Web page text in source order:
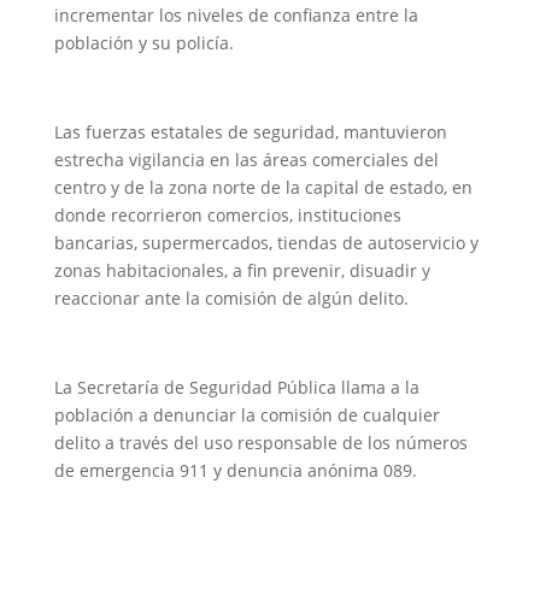
incrementar los niveles de confianza entre la
población y su policía.
Las fuerzas estatales de seguridad, mantuvieron
estrecha vigilancia en las áreas comerciales del
centro y de la zona norte de la capital de estado, en
donde recorrieron comercios, instituciones
bancarias, supermercados, tiendas de autoservicio y
zonas habitacionales, a fin prevenir, disuadir y
reaccionar ante la comisión de algún delito.
La Secretaría de Seguridad Pública llama a la
población a denunciar la comisión de cualquier
delito a través del uso responsable de los números
de emergencia 911 y denuncia anónima 089.